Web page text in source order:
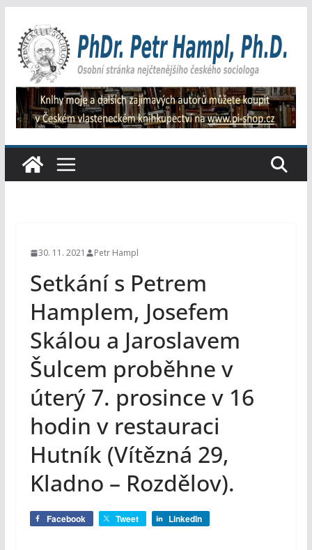
obsah
30. 11. 2021 Petr Hampl
Setkání s Petrem
Hamplem, Josefem
Skálou a Jaroslavem
Šulcem proběhne v
úterý 7. prosince v 16
hodin v restauraci
Hutník (Vítězná 29,
Kladno – Rozdělov).
Facebook Tweet LinkedIn